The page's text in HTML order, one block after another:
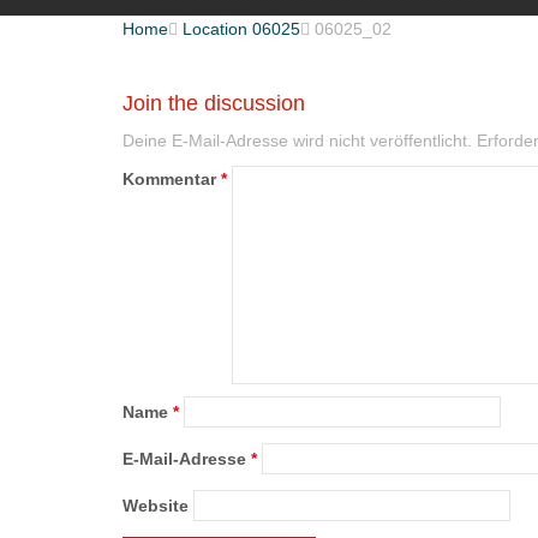
Home Location 06025 06025_02
Join the discussion
Deine E-Mail-Adresse wird nicht veröffentlicht.
Kommentar*
Name *
E-Mail-Adresse *
Website